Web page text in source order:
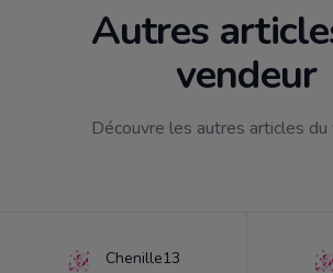
Autres
vendeur
Découvre les autres articles du
Chenille13